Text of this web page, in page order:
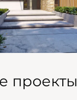
проекты